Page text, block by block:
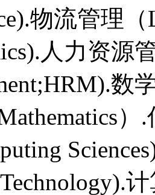
物流管理
人力资源
数